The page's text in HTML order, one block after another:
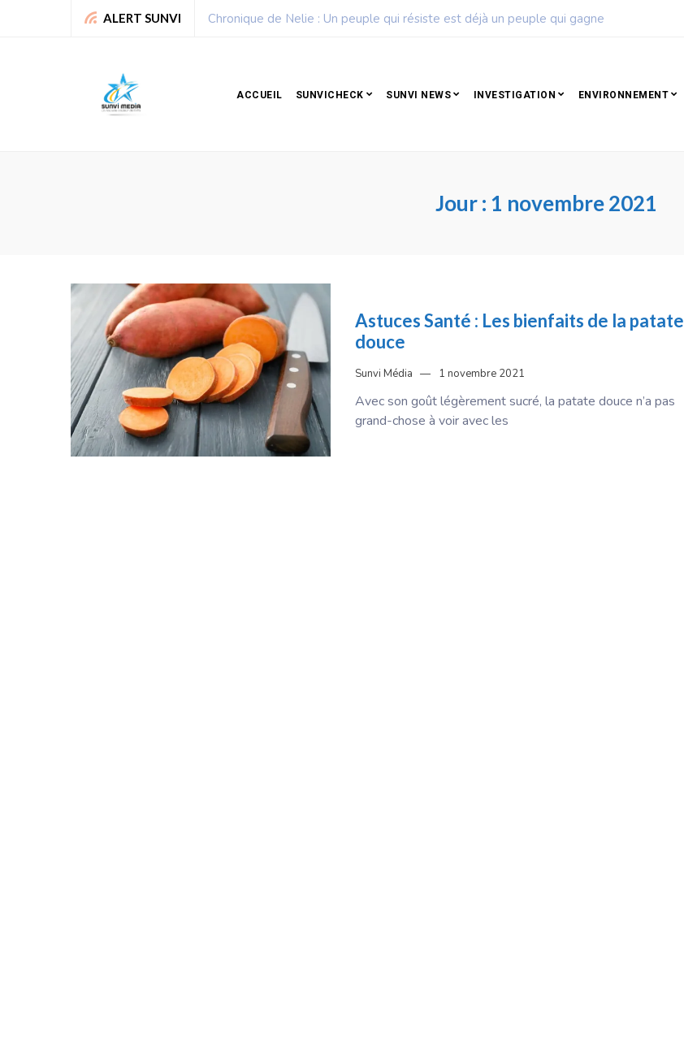
ALERT SUNVI Chronique de Nelie : Un peuple qui résiste est déjà un peuple qui gagne
ACCUEIL SUNVICHECK SUNVI NEWS INVESTIGATION ENVIRONNEMENT
Jour : 1 novembre 2021
Astuces Santé : Les bienfaits de la patate
douce
Sunvi Média 1 novembre 2021
Avec son goût légèrement sucré, la patate douce n’a pas
grand-chose à voir avec les